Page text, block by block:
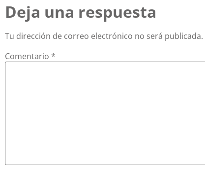
Deja una respuesta
Tu dirección de correo electrónico no será publicada.
Comentario *